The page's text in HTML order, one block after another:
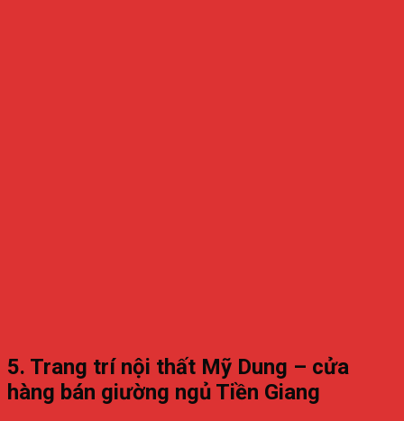
5. Trang trí nội thất Mỹ Dung – cửa
hàng bán giường ngủ Tiền Giang